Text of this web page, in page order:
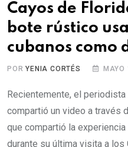
Cayos de
bote rústico
cubanos como
PORYENIA CORTÉS
Recientemente, el
compartió un video a través
que compartió la
durante su última visita a los